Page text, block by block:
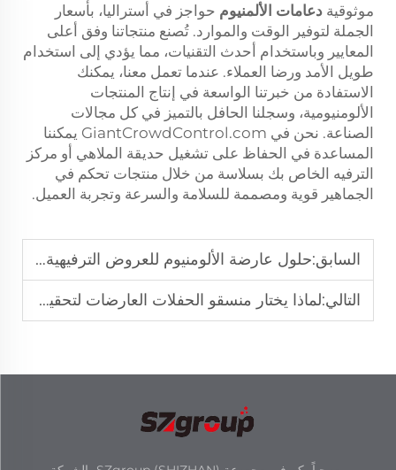
موثوقية دعامات الألمنيوم حواجز في أستراليا، بأسعار
الجملة لتوفير الوقت والموارد. تُصنع منتجاتنا وفق أعلى
المعايير وباستخدام أحدث التقنيات، مما يؤدي إلى استخدام
طويل الأمد ورضا العملاء. عندما تعمل معنا، يمكنك
الاستفادة من خبرتنا الواسعة في إنتاج المنتجات
الألومنيومية، وسجلنا الحافل بالتميز في كل مجالات
الصناعة. نحن في GiantCrowdControl.com يمكننا
المساعدة في الحفاظ على تشغيل حديقة الملاهي أو مركز
الترفيه الخاص بك بسلاسة من خلال منتجات تحكم في
الجماهير قوية ومصممة للسلامة والسرعة وتجربة العميل.
السابق:حلول عارضة الألومنيوم للعروض الترفيهية المتنقلة
التالي:لماذا يختار منسقو الحفلات العارضات لتحقيق الكفاءة الهيكلية؟